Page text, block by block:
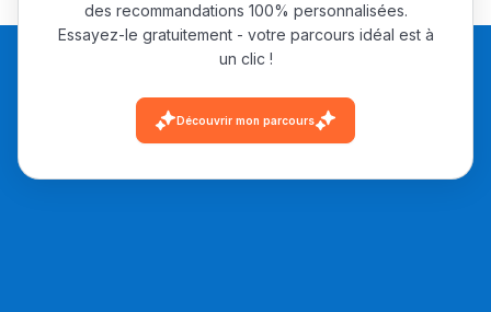
des recommandations 100% personnalisées.
Essayez-le gratuitement - votre parcours idéal est à
un clic !
Découvrir mon parcours